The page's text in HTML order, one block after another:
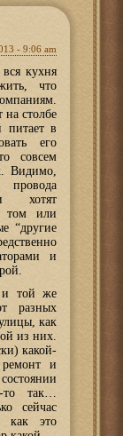
- 9:06 am
кухня
что
на столбе
питает в
его
совсем
Видимо,
провода
хотят
том или
“другие
и
и той же
разных
как
из них.
какой-
и
так…
сейчас
как это